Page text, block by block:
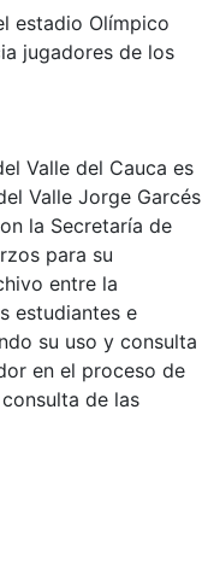
estadio Olímpico
jugadores de los
Valle del Cauca es
Valle Jorge Garcés
la Secretaría de
para su
entre la
estudiantes e
su uso y consulta
en el proceso de
de las